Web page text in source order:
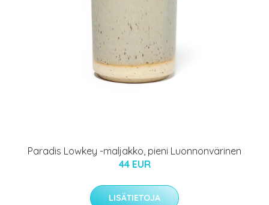
Paradis Lowkey -maljakko, pieni Luonnonvärinen
44 EUR
LISÄTIETOJA